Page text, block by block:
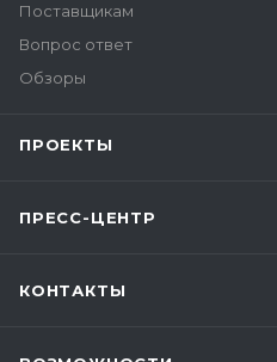
Поставщикам
Вопрос ответ
Обзоры
ПРОЕКТЫ
ПРЕСС-ЦЕНТР
КОНТАКТЫ